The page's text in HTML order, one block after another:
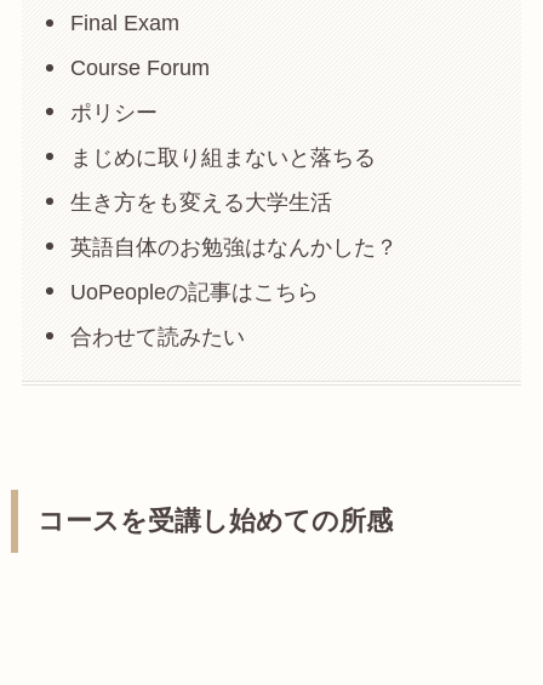
Final Exam
Course Forum
ポリシー
まじめに取り組まないと落ちる
生き方をも変える大学生活
英語自体のお勉強はなんかした？
UoPeopleの記事はこちら
合わせて読みたい
コースを受講し始めての所感